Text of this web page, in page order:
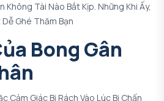
Không Tài Nào Bắt Kịp. Những Khi Ấy,
Ghé Thăm Bạn
Bong Gân
Cảm Giác Bị Rách Vào Lúc Bị Chấn